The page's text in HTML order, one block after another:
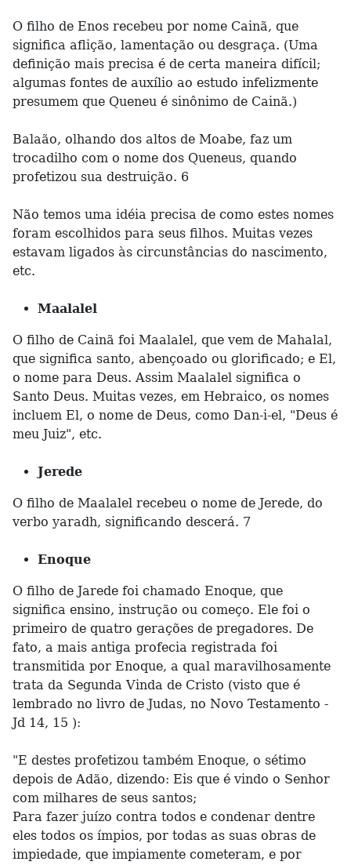
O filho de Enos recebeu por nome Cainã, que
significa aflição, lamentação ou desgraça. (Uma
definição mais precisa é de certa maneira difícil;
algumas fontes de auxílio ao estudo infelizmente
presumem que Queneu é sinônimo de Cainã.)
Balaão, olhando dos altos de Moabe, faz um
trocadilho com o nome dos Queneus, quando
profetizou sua destruição. 6
Não temos uma idéia precisa de como estes nomes
foram escolhidos para seus filhos. Muitas vezes
estavam ligados às circunstâncias do nascimento,
etc.
Maalalel
O filho de Cainã foi Maalalel, que vem de Mahalal,
que significa santo, abençoado ou glorificado; e El,
o nome para Deus. Assim Maalalel significa o
Santo Deus. Muitas vezes, em Hebraico, os nomes
incluem El, o nome de Deus, como Dan-i-el, "Deus é
meu Juiz", etc.
Jerede
O filho de Maalalel recebeu o nome de Jerede, do
verbo yaradh, significando descerá. 7
Enoque
O filho de Jarede foi chamado Enoque, que
significa ensino, instrução ou começo. Ele foi o
primeiro de quatro gerações de pregadores. De
fato, a mais antiga profecia registrada foi
transmitida por Enoque, a qual maravilhosamente
trata da Segunda Vinda de Cristo (visto que é
lembrado no livro de Judas, no Novo Testamento -
Jd 14, 15 ):
"E destes profetizou também Enoque, o sétimo
depois de Adão, dizendo: Eis que é vindo o Senhor
com milhares de seus santos;
Para fazer juízo contra todos e condenar dentre
eles todos os ímpios, por todas as suas obras de
impiedade, que impiamente cometeram, e por